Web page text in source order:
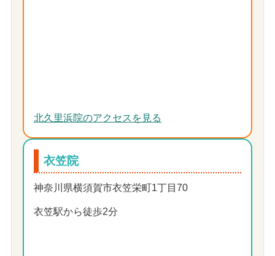
北久里浜院のアクセスを見る
衣笠院
神奈川県横須賀市衣笠栄町1丁目70
衣笠駅から徒歩2分